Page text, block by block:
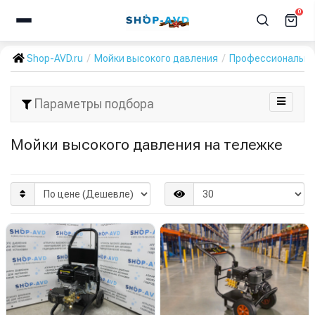
0
Shop-AVD.ru Мойки высокого давления
Параметры подбора
Мойки высокого давления на тележке